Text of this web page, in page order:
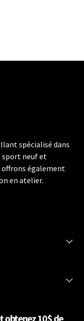
spécialisé dans
sport neuf et
également
en atelier.